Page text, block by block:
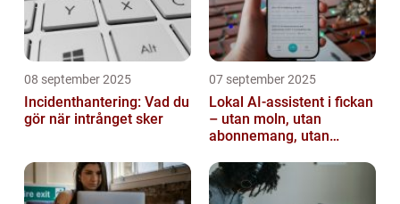
08 september 2025
Incidenthantering: Vad du
gör när intrånget sker
07 september 2025
Lokal AI-assistent i fickan
– utan moln, utan
abonnemang, utan